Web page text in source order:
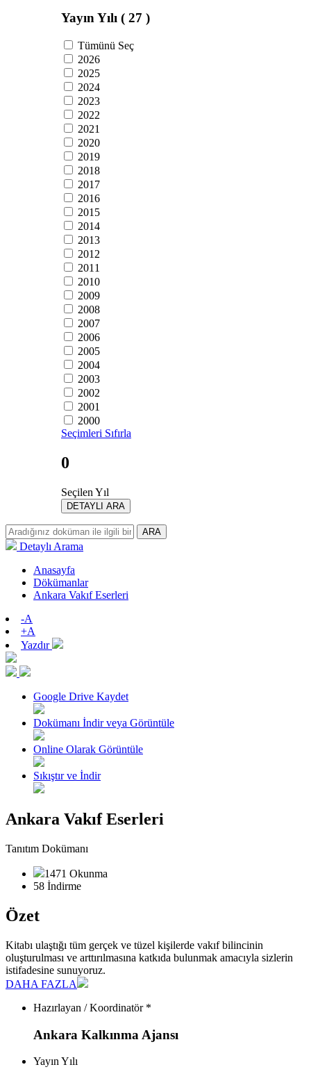
Yayın Yılı ( 27 )
Tümünü Seç
2026
2025
2024
2023
2022
2021
2020
2019
2018
2017
2016
2015
2014
2013
2012
2011
2010
2009
2008
2007
2006
2005
2004
2003
2002
2001
2000
Seçimleri Sıfırla
0
Seçilen Yıl
DETAYLI ARA
ARA
Detaylı Arama
Anasayfa
Dökümanlar
Ankara Vakıf Eserleri
-A
+A
Yazdır
Google Drive Kaydet
Dokümanı İndir veya Görüntüle
Online Olarak Görüntüle
Sıkıştır ve İndir
Ankara Vakıf Eserleri
Tanıtım Dokümanı
1471 Okunma
58 İndirme
Özet
Kitabı ulaştığı tüm gerçek ve tüzel kişilerde vakıf bilincinin
oluşturulması ve arttırılmasına katkıda bulunmak amacıyla sizlerin
istifadesine sunuyoruz.
DAHA FAZLA
Hazırlayan / Koordinatör *
Ankara Kalkınma Ajansı
Yayın Yılı